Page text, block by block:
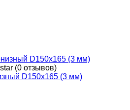
(0 отзывов)
D150х165 (3 мм)